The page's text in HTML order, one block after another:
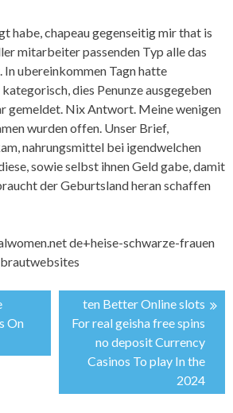
habe, chapeau gegenseitig mir that is
mitarbeiter passenden Typ alle das
ubereinkommen Tagn hatte
dies Penunze ausgegeben
gemeldet. Nix Antwort. Meine wenigen
wurden offen. Unser Brief,
nahrungsmittel bei igendwelchen
sowie selbst ihnen Geld gabe, damit
der Geburtsland heran schaffen
de+heise-schwarze-frauen
On
ten Better Online slots
For real geisha free spins
no deposit Currency
Casinos To play In the
2024